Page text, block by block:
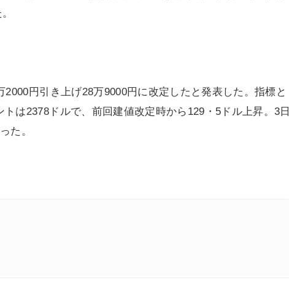
円引き上げ28万9000円に改定したと発表した。指標と
は2378ドルで、前回建値改定時から129・5ドル上昇。3日
た。